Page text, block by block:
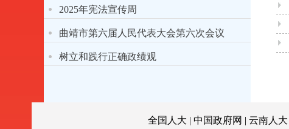
2025年宪法宣传周
曲靖市第六届人民代表大会第六次会议
树立和践行正确政绩观
全国人大 | 中国政府网 | 云南人大